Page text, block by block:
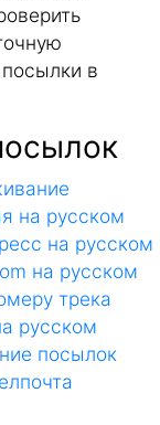
в
на русском
на русском
на русском
трека
русском
посылок